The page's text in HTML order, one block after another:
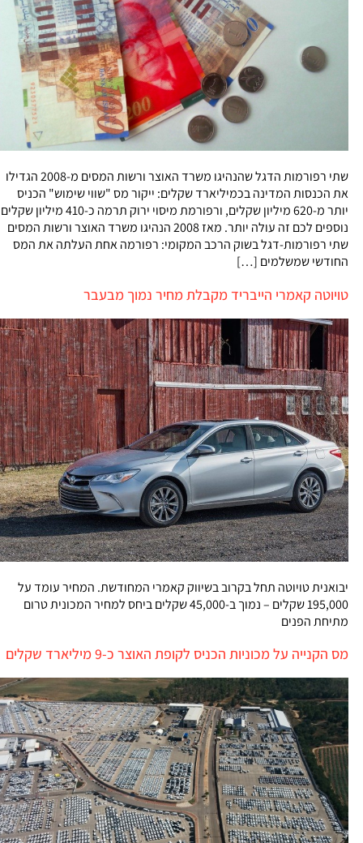
שתי רפורמות הדגל שהנהיגו משרד האוצר ורשות המסים מ-2008 הגדילו
את הכנסות המדינה בכמיליארד שקלים: ייקור מס "שווי שימוש" הכניס
יותר מ-620 מיליון שקלים, ורפורמת מיסוי ירוק תרמה כ-410 מיליון שקלים
נוספים לכם זה עולה יותר. מאז 2008 הנהיגו משרד האוצר ורשות המסים
שתי רפורמות-דגל בשוק הרכב המקומי: רפורמה אחת העלתה את המס
החודשי שמשלמים […]
טויוטה קאמרי הייבריד מקבלת מחיר נמוך מבעבר
יבואנית טויוטה תחל בקרוב בשיווק קאמרי המחודשת. המחיר עומד על
195,000 שקלים – נמוך ב-45,000 שקלים ביחס למחיר המכונית טרום
מתיחת הפנים
מס הקנייה על מכוניות הכניס לקופת האוצר כ-9 מיליארד שקלים